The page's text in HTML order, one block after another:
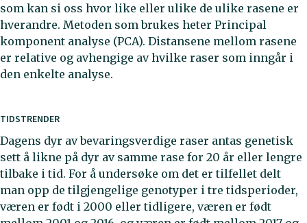
som kan si oss hvor like eller ulike de ulike rasene er
hverandre. Metoden som brukes heter Principal
komponent analyse (PCA). Distansene mellom rasene
er relative og avhengige av hvilke raser som inngår i
den enkelte analyse.
TIDSTRENDER
Dagens dyr av bevaringsverdige raser antas genetisk
sett å likne på dyr av samme rase for 20 år eller lengre
tilbake i tid. For å undersøke om det er tilfellet delt
man opp de tilgjengelige genotyper i tre tidsperioder,
væren er født i 2000 eller tidligere, væren er født